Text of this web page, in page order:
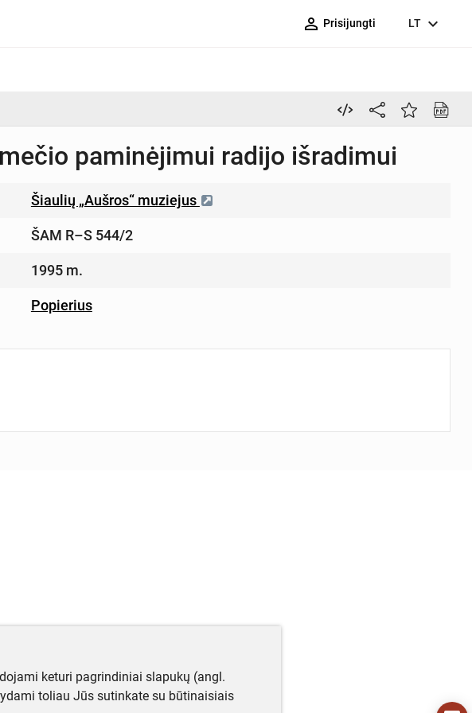
person_outline Prisijungti LT expand_more
paminėjimui radijo išradimui
Šiaulių „Aušros“ muziejus
ŠAM R–S 544/2
1995 m.
Popierius
keturi pagrindiniai slapukų (angl.
toliau Jūs sutinkate su būtinaisiais